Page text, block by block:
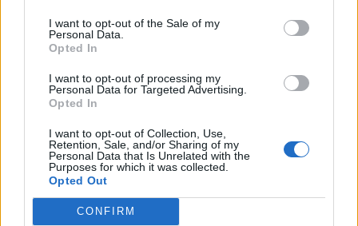
I want to opt-out of the Sale of my
Personal Data.
Opted In
I want to opt-out of processing my
Personal Data for Targeted Advertising.
Opted In
I want to opt-out of Collection, Use,
Retention, Sale, and/or Sharing of my
Personal Data that Is Unrelated with the
Purposes for which it was collected.
Opted Out
CONFIRM